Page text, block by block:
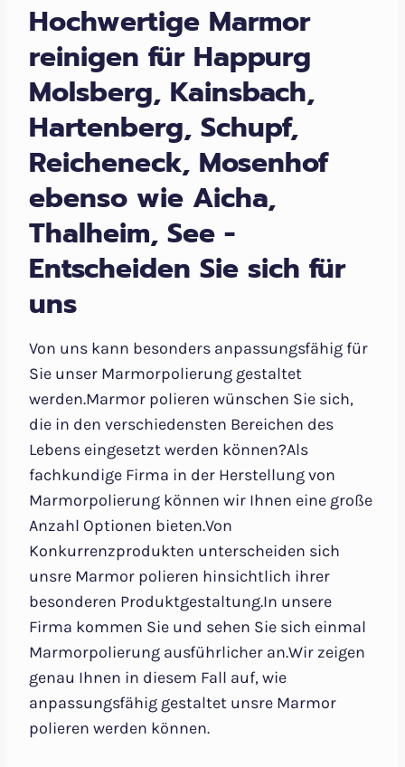
Hochwertige Marmor
reinigen für Happurg
Molsberg, Kainsbach,
Hartenberg, Schupf,
Reicheneck, Mosenhof
ebenso wie Aicha,
Thalheim, See -
Entscheiden Sie sich für
uns
Von uns kann besonders anpassungsfähig für
Sie unser Marmorpolierung gestaltet
werden.Marmor polieren wünschen Sie sich,
die in den verschiedensten Bereichen des
Lebens eingesetzt werden können?Als
fachkundige Firma in der Herstellung von
Marmorpolierung können wir Ihnen eine große
Anzahl Optionen bieten.Von
Konkurrenzprodukten unterscheiden sich
unsre Marmor polieren hinsichtlich ihrer
besonderen Produktgestaltung.In unsere
Firma kommen Sie und sehen Sie sich einmal
Marmorpolierung ausführlicher an.Wir zeigen
genau Ihnen in diesem Fall auf, wie
anpassungsfähig gestaltet unsre Marmor
polieren werden können.